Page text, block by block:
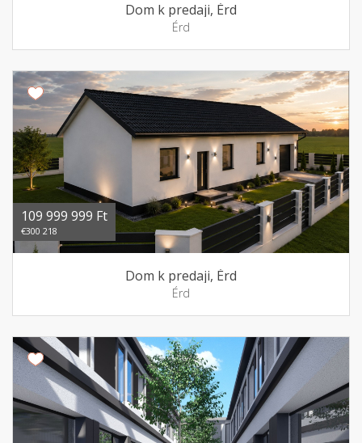
Dom k predaji, Érd
Érd
109 999 999 Ft
€300 218
Dom k predaji, Érd
Érd